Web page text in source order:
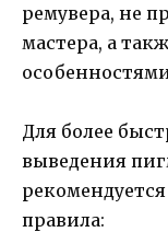
ремувера, не
мастера, а
Для более
выведения
правила: